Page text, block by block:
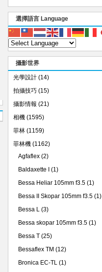
選擇語言 Language
攝影世界
光學設計 (14)
拍攝技巧 (15)
攝影情報 (21)
相機 (1595)
菲林 (1159)
菲林機 (1162)
Agfaflex (2)
Baldaxette I
(1)
Bessa Heliar 105mm f3.5 (1)
Bessa II Skopar 105mm f3.5 (1)
Bessa L (3)
Bessa skopar 105mm f3.5 (1)
Bessa T (25)
Bessaflex TM (12)
Bronica EC-TL (1)